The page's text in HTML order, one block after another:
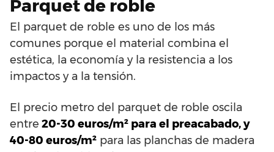
Parquet de roble
El parquet de roble es uno de los más
comunes porque el material combina el
estética, la economía y la resistencia a los
impactos y a la tensión.
El precio metro del parquet de roble oscila
entre 20-30 euros/m² para el preacabado, y
40-80 euros/m² para las planchas de madera